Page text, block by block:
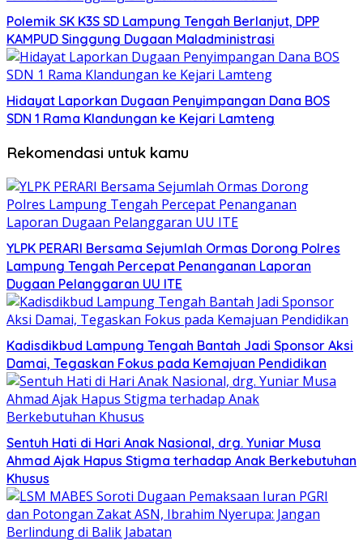
Polemik SK K3S SD Lampung Tengah Berlanjut, DPP
KAMPUD Singgung Dugaan Maladministrasi
Hidayat Laporkan Dugaan Penyimpangan Dana BOS
SDN 1 Rama Klandungan ke Kejari Lamteng
Rekomendasi untuk kamu
YLPK PERARI Bersama Sejumlah Ormas Dorong Polres
Lampung Tengah Percepat Penanganan Laporan
Dugaan Pelanggaran UU ITE
Kadisdikbud Lampung Tengah Bantah Jadi Sponsor Aksi
Damai, Tegaskan Fokus pada Kemajuan Pendidikan
Sentuh Hati di Hari Anak Nasional, drg. Yuniar Musa
Ahmad Ajak Hapus Stigma terhadap Anak Berkebutuhan
Khusus